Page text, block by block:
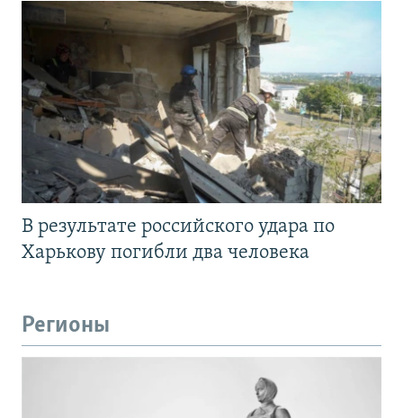
В результате российского удара по
Харькову погибли два человека
Регионы